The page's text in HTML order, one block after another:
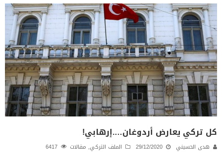
الأستاذ عالما عارفا حكيما
مصادر العلم وسببه
النـزعة التجديدية عند الأستاذ فتح الله كولن
كل تركي يعارض أردوغان….إرهابي!
هدى الحسيني 29/12/2020 الملف التركي, مقالات